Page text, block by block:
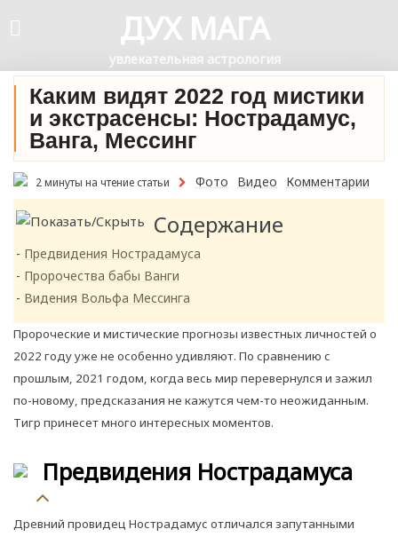
ДУХ МАГА
увлекательная астрология
Каким видят 2022 год мистики
и экстрасенсы: Нострадамус,
Ванга, Мессинг
2 минуты на чтение статьи Фото Видео Комментарии
Содержание
Предвидения Нострадамуса
Пророчества бабы Ванги
Видения Вольфа Мессинга
Пророческие и мистические прогнозы известных личностей о
2022 году уже не особенно удивляют. По сравнению с
прошлым, 2021 годом, когда весь мир перевернулся и зажил
по-новому, предсказания не кажутся чем-то неожиданным.
Тигр принесет много интересных моментов.
Предвидения Нострадамуса
Древний провидец Нострадамус отличался запутанными